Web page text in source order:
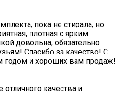
пока не стирала, но
плотная с ярким
довольна, обязательно
Спасибо за качество! С
и хороших вам продаж!
качества и